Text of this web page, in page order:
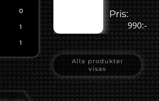
0
1
1
Pris:
990:-
Alla produkter
visas